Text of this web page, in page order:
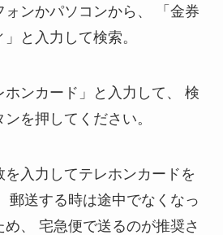
ンかパソコンから、
「金券
と入力して検索。
ンカード」と入力して、
検
を押してください。
入力してテレホンカードを
郵送する時は途中でなくなっ
、
宅急便で送るのが推奨さ